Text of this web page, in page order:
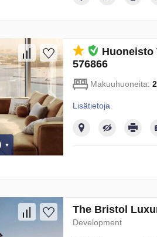
Huoneisto
576866
Makuuhuoneita: 2
Lisätietoja
The Bristol
Development